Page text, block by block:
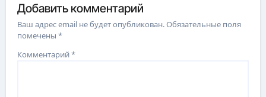
Добавить комментарий
Ваш адрес email не будет опубликован.Обязательные поля
помечены*
Комментарий*